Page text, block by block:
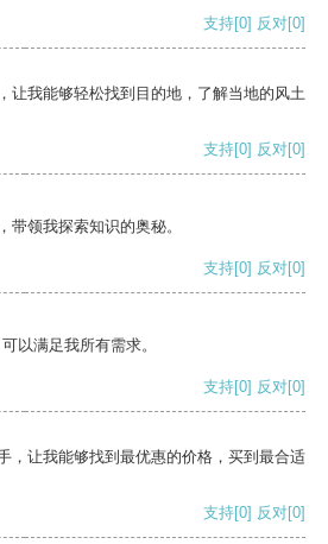
支持[0] 反对[0]
让我能够轻松找到目的地，了解当地的风土
支持[0] 反对[0]
带领我探索知识的奥秘。
支持[0] 反对[0]
以满足我所有需求。
支持[0] 反对[0]
，让我能够找到最优惠的价格，买到最合适
支持[0] 反对[0]